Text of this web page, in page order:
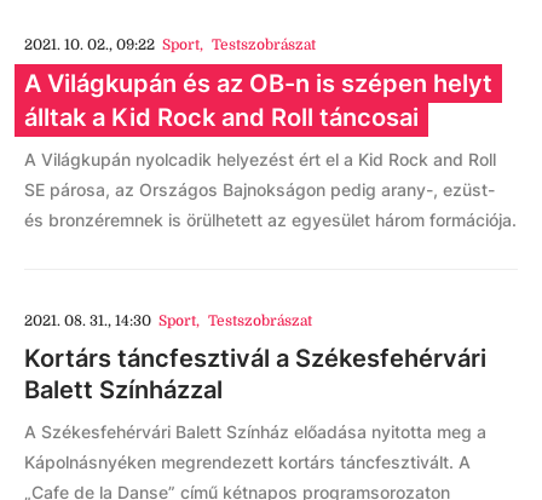
2021. 10. 02., 09:22 Sport, Testszobrászat
A Világkupán és az OB-n is szépen helyt
álltak a Kid Rock and Roll táncosai
A Világkupán nyolcadik helyezést ért el a Kid Rock and Roll
SE párosa, az Országos Bajnokságon pedig arany-, ezüst-
és bronzéremnek is örülhetett az egyesület három formációja.
2021. 08. 31., 14:30 Sport, Testszobrászat
Kortárs táncfesztivál a Székesfehérvári
Balett Színházzal
A Székesfehérvári Balett Színház előadása nyitotta meg a
Kápolnásnyéken megrendezett kortárs táncfesztivált. A
„Cafe de la Danse” című kétnapos programsorozaton